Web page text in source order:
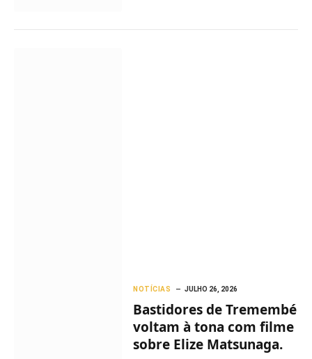
NOTÍCIAS JULHO 26, 2026
Bastidores de Tremembé
voltam à tona com filme
sobre Elize Matsunaga.